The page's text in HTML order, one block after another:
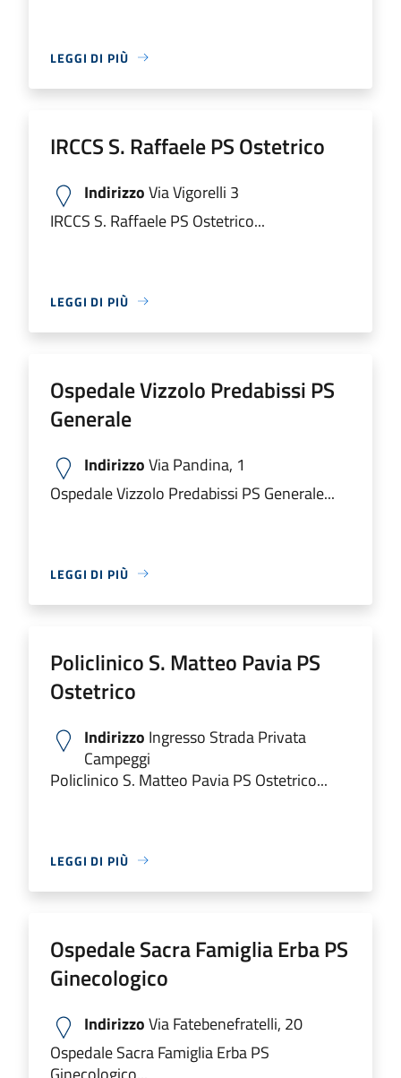
LEGGI DI PIÙ
IRCCS S. Raffaele PS Ostetrico
IndirizzoVia Vigorelli 3
IRCCS S. Raffaele PS Ostetrico...
LEGGI DI PIÙ
Ospedale Vizzolo Predabissi PS
Generale
IndirizzoVia Pandina, 1
Ospedale Vizzolo Predabissi PS Generale...
LEGGI DI PIÙ
Policlinico S. Matteo Pavia PS
Ostetrico
Indirizzo Ingresso Strada Privata
Campeggi
Policlinico S. Matteo Pavia PS Ostetrico...
LEGGI DI PIÙ
Ospedale Sacra Famiglia Erba PS
Ginecologico
IndirizzoVia Fatebenefratelli, 20
Ospedale Sacra Famiglia Erba PS